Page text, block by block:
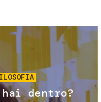
dentro?